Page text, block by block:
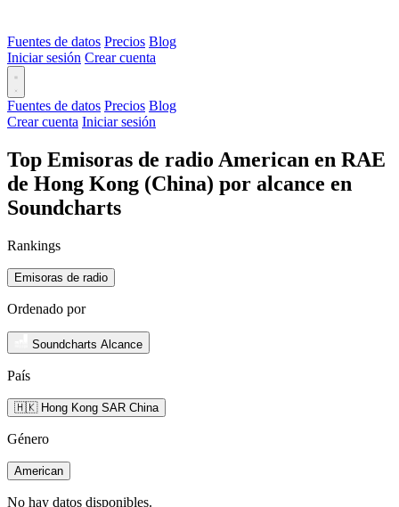
Fuentes de datos Precios Blog
Iniciar sesión Crear cuenta
Fuentes de datos Precios Blog
Crear cuenta Iniciar sesión
Top Emisoras de radio American en RAE
de Hong Kong (China) por alcance en
Soundcharts
Rankings
Emisoras de radio
Ordenado por
Soundcharts Alcance
País
🇭🇰 Hong Kong SAR China
Género
American
No hay datos disponibles.